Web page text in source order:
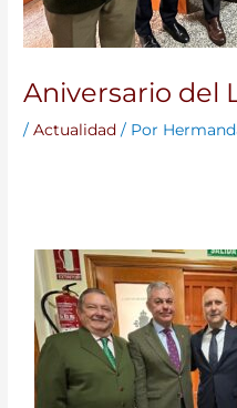
Aniversario del
/Actualidad / Por